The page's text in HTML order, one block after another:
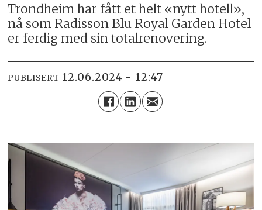
Trondheim har fått et helt «nytt hotell»,
nå som Radisson Blu Royal Garden Hotel
er ferdig med sin totalrenovering.
PUBLISERT 12.06.2024 - 12:47